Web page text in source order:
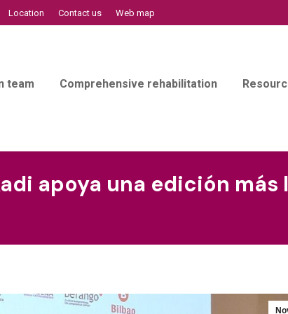
Location Contact us Web map
team Comprehensive rehabilitation
apoya una edición